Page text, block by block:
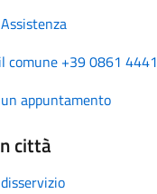
comune +39 0861 4441
appuntamento
città